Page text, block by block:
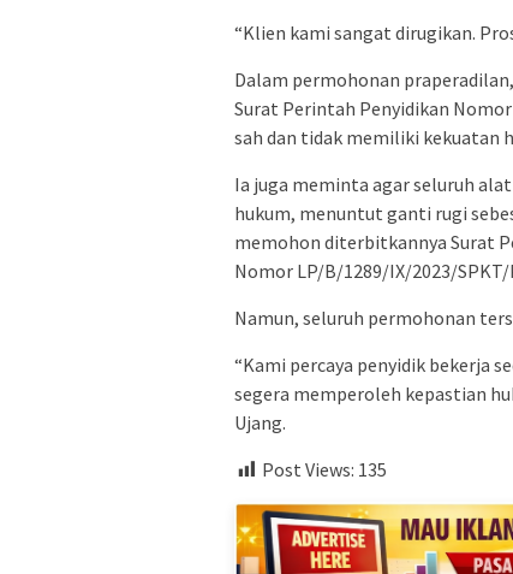
“Klien kami sangat dirugikan.
Dalam permohonan
Surat Perintah Penyidikan
sah dan tidak memiliki kekuatan
Ia juga meminta agar seluruh
hukum, menuntut ganti rugi
memohon diterbitkannya Surat
Nomor LP/B/1289/IX/2023/
Namun, seluruh permohonan
“Kami percaya penyidik bekerja
segera memperoleh kepastian
Ujang.
Post Views: 135